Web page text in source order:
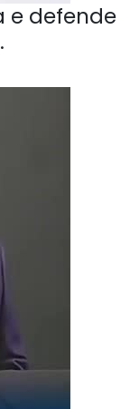
e defende